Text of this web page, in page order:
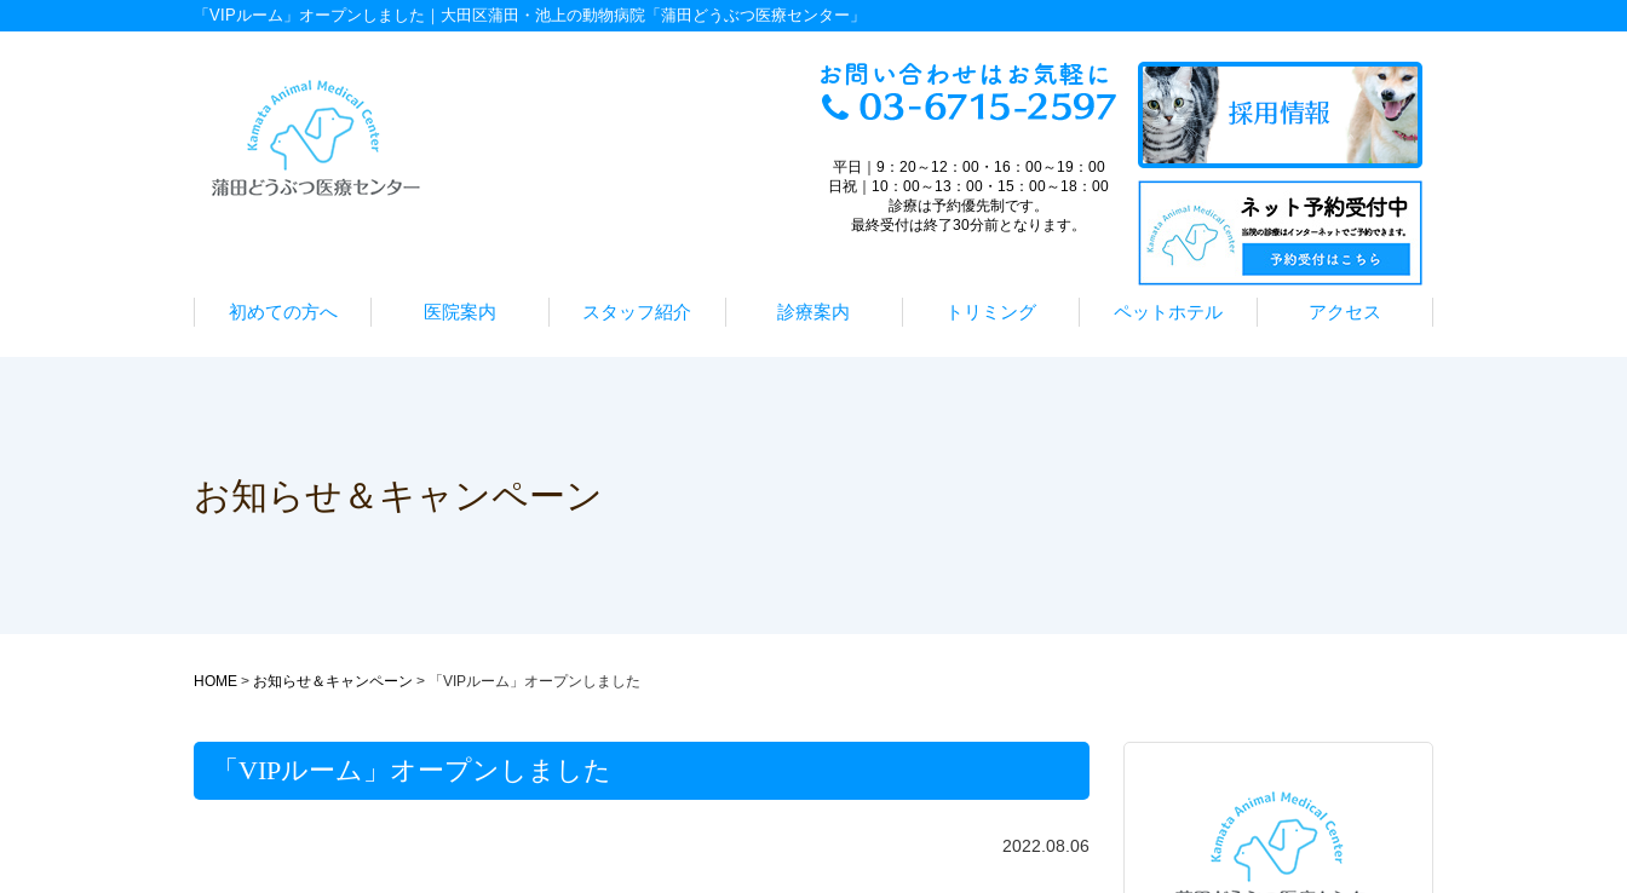
「VIPルーム」オープンしました｜大田区蒲田・池上の動物病院「蒲田どうぶつ医療センター」
平日｜9：20～12：00・16：00～19：00
日祝｜10：00～13：00・15：00～18：00
診療は予約優先制です。
最終受付は終了30分前となります。
初めての方へ 医院案内 スタッフ紹介 診療案内 トリミング ペットホテル アクセス
お知らせ＆キャンペーン
HOME > お知らせ＆キャンペーン > 「VIPルーム」オープンしました
「VIPルーム」オープンしました
2022.08.06